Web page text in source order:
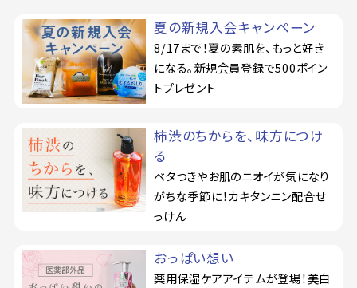
夏の新規入会キャンペーン
8/17まで！夏の素肌を、もっと好き
になる。新規会員登録で500ポイン
トプレゼント
柿渋のちからを、味方につけ
る
ベタつきやお肌のニオイが気になり
がちな季節に！カキタンニン配合せ
っけん
おっぱい想い
薬用保湿ケアアイテムが登場！美白